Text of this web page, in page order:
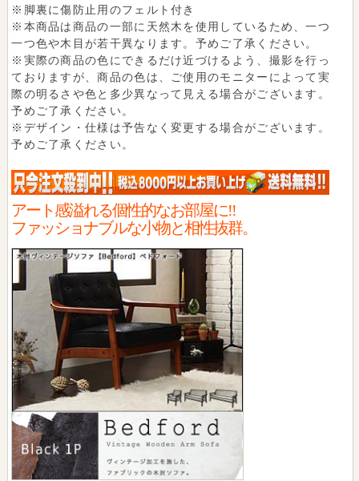
※脚裏に傷防止用のフェルト付き
※本商品は商品の一部に天然木を使用しているため、一つ
一つ色や木目が若干異なります。予めご了承ください。
※実際の商品の色にできるだけ近づけるよう、撮影を行っ
ておりますが、商品の色は、ご使用のモニターによって実
際の明るさや色と多少異なって見える場合がございます。
予めご了承ください。
※デザイン・仕様は予告なく変更する場合がございます。
予めご了承ください。
アート感溢れる個性的なお部屋に!!
ファッショナブルな小物と相性抜群。